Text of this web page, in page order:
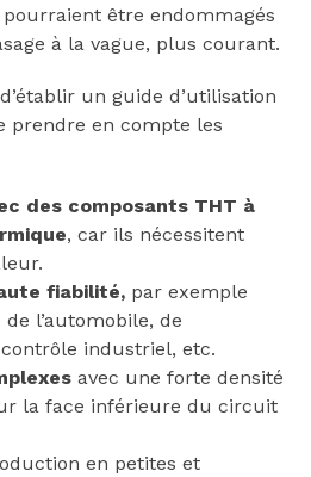
être endommagés
à la vague, plus courant.
un guide d’utilisation
prendre en compte les
des composants THT à
, car ils nécessitent
fiabilité, par exemple
l’automobile, de
contrôle industriel, etc.
avec une forte densité
la face inférieure du circuit
en petites et